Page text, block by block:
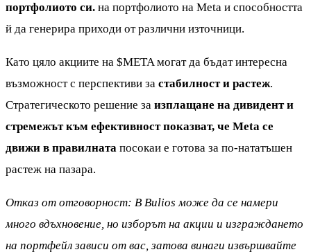
портфолиото си. на портфолиото на Meta и способността
й да генерира приходи от различни източници.
Като цяло акциите на $METAмогат да бъдат интересна
възможност с перспективи за стабилност и растеж.
Стратегическото решение за изплащане на дивидент и
стремежът към ефективност показват, че Meta се
движи в правилната посокаи е готова за по-нататъшен
растеж на пазара.
Отказ от отговорност: В Bulios може да се намери
много вдъхновение, но изборът на акции и изграждането
на портфейл зависи от вас, затова винаги извършвайте